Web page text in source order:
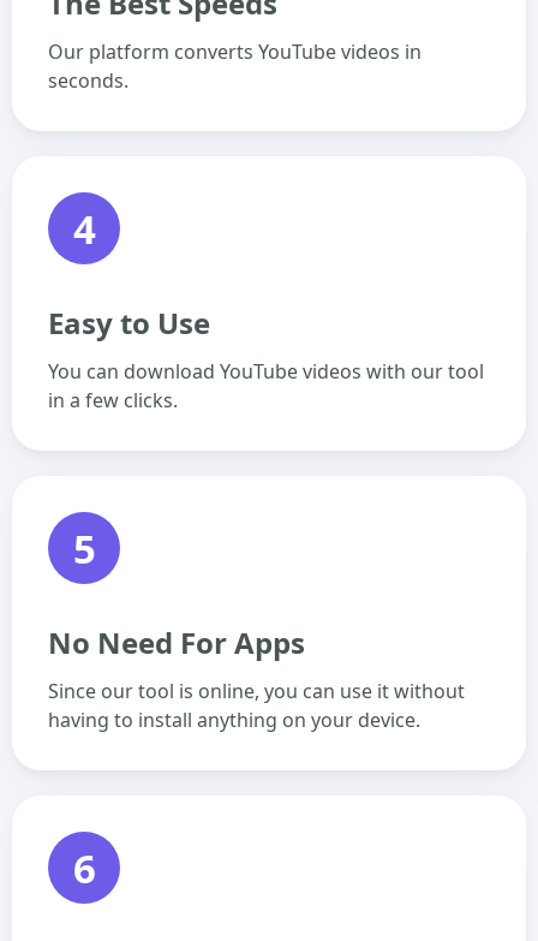
Our platform converts YouTube videos in
seconds.
4
Easy to Use
You can download YouTube videos with our tool
in a few clicks.
5
No Need For Apps
Since our tool is online, you can use it without
having to install anything on your device.
6